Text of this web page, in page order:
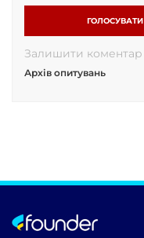
ГОЛОСУВАТИ
Залишити коментар
Архів опитувань